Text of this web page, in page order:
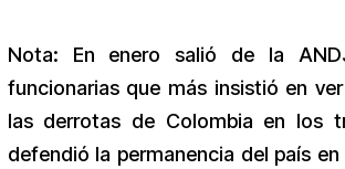
Nota: En enero salió de la
funcionarias que más insistió en
las derrotas de Colombia en los
defendió la permanencia del país